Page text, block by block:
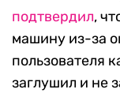
подтвердил,
машину из-за
пользователя
заглушил и не